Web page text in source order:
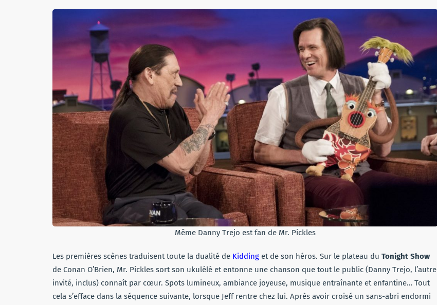
Même Danny Trejo est fan de Mr. Pickles
Les premières scènes traduisent toute la dualité de Kidding et de son héros. Sur le plateau du Tonight Show
de Conan O’Brien, Mr. Pickles sort son ukulélé et entonne une chanson que tout le public (Danny Trejo, l’autre
invité, inclus) connaît par cœur. Spots lumineux, ambiance joyeuse, musique entraînante et enfantine… Tout
cela s’efface dans la séquence suivante, lorsque Jeff rentre chez lui. Après avoir croisé un sans-abri endormi